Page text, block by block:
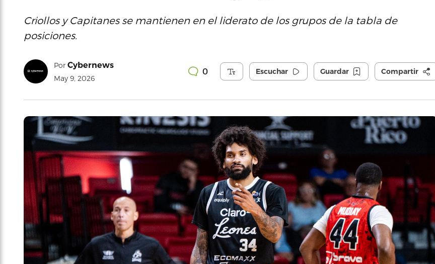
Criollos y Capitanes se mantienen en el liderato de los grupos de la tabla de
posiciones.
Por Cybernews
May 9, 2026
0 Escuchar Guardar Compartir